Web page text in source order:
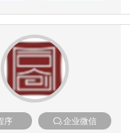
序
企业微信